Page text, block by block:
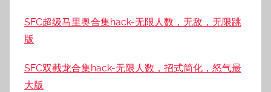
SFC超级马里奥合集hack-无限人数，无敌，无限跳
版
SFC双截龙合集hack-无限人数，招式简化，怒气最
大版